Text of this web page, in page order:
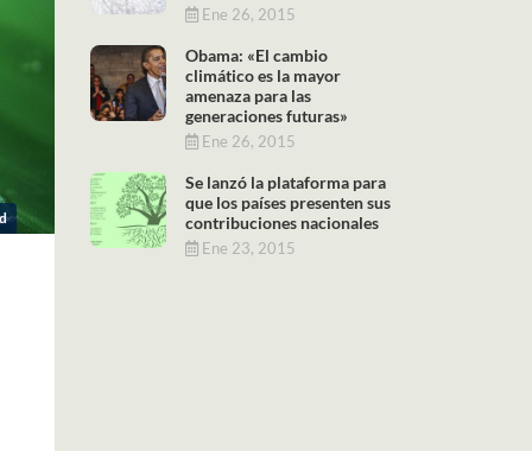
Ene 26, 2015
Obama: «El cambio
climático es la mayor
amenaza para las
generaciones futuras»
Ene 26, 2015
Se lanzó la plataforma para
que los países presenten sus
contribuciones nacionales
Ene 23, 2015